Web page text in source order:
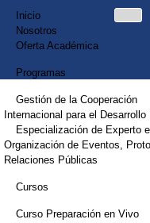
Inicio
Nosotros
Oferta Académica
Programas
Gestión de la Cooperación
Internacional para el Desarrollo
Especialización de Experto
Organización de Eventos,
Relaciones Públicas
Cursos
Curso Preparación en Vivo